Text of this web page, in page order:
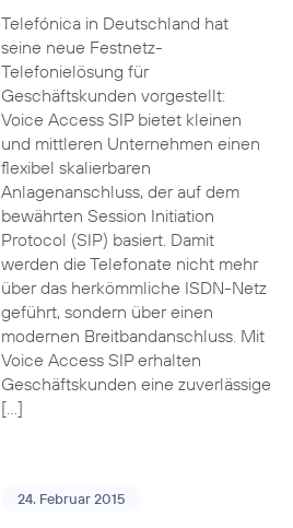
Telefónica in Deutschland hat
seine neue Festnetz-
Telefonielösung für
Geschäftskunden vorgestellt:
Voice Access SIP bietet kleinen
und mittleren Unternehmen einen
flexibel skalierbaren
Anlagenanschluss, der auf dem
bewährten Session Initiation
Protocol (SIP) basiert. Damit
werden die Telefonate nicht mehr
über das herkömmliche ISDN-Netz
geführt, sondern über einen
modernen Breitbandanschluss. Mit
Voice Access SIP erhalten
Geschäftskunden eine zuverlässige
[…]
24. Februar 2015